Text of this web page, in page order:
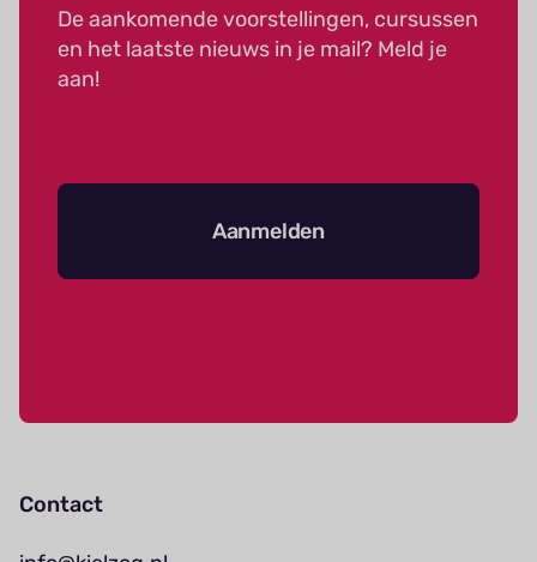
De aankomende voorstellingen, cursussen
en het laatste nieuws in je mail? Meld je
aan!
Aanmelden
Contact